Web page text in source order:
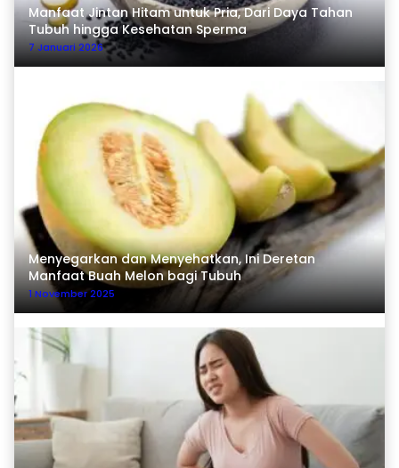
Manfaat Jintan Hitam untuk Pria, Dari Daya Tahan
Tubuh hingga Kesehatan Sperma
7 Januari 2026
Menyegarkan dan Menyehatkan, Ini Deretan
Manfaat Buah Melon bagi Tubuh
1 November 2025